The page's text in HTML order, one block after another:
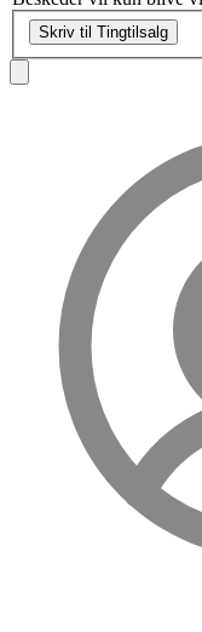
Skriv til Tingtilsalg